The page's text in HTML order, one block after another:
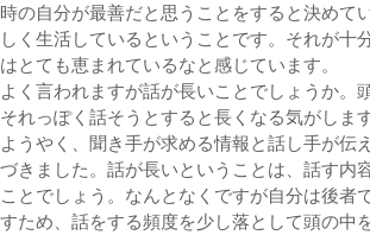
の自分が最善だと思うことをすると決めて
く生活しているということです。それが十
とても恵まれているなと感じています。
く言われますが話が長いことでしょうか。
れっぽく話そうとすると長くなる気がしま
うやく、聞き手が求める情報と話し手が伝
きました。話が長いということは、話す内
とでしょう。なんとなくですが自分は後者
ため、話をする頻度を少し落として頭の中